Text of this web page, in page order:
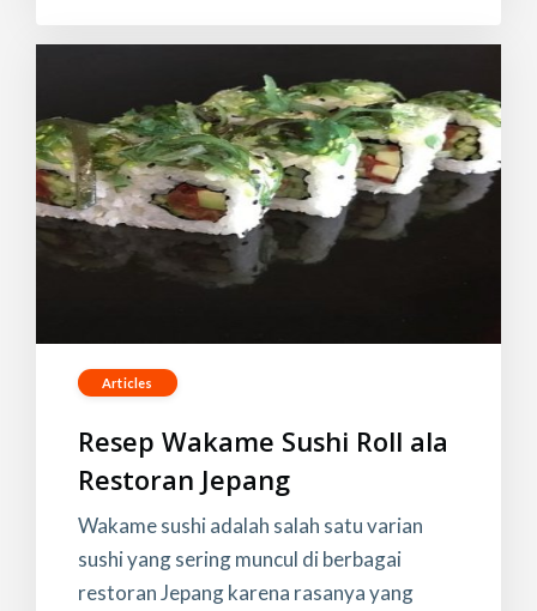
Articles
Resep Wakame Sushi Roll ala
Restoran Jepang
Wakame sushi adalah salah satu varian
sushi yang sering muncul di berbagai
restoran Jepang karena rasanya yang